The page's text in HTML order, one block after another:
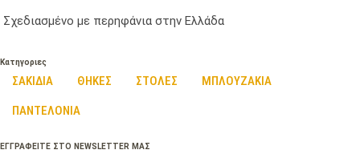
Σχεδιασμένο με περηφάνια στην Ελλάδα
Κατηγοριες
ΣΑΚΙΔΙΑ ΘΗΚΕΣ ΣΤΟΛΕΣ ΜΠΛΟΥΖΑΚΙΑ
ΠΑΝΤΕΛΟΝΙΑ
ΕΓΓΡΑΦΕΙΤΕ ΣΤΟ NEWSLETTER ΜΑΣ